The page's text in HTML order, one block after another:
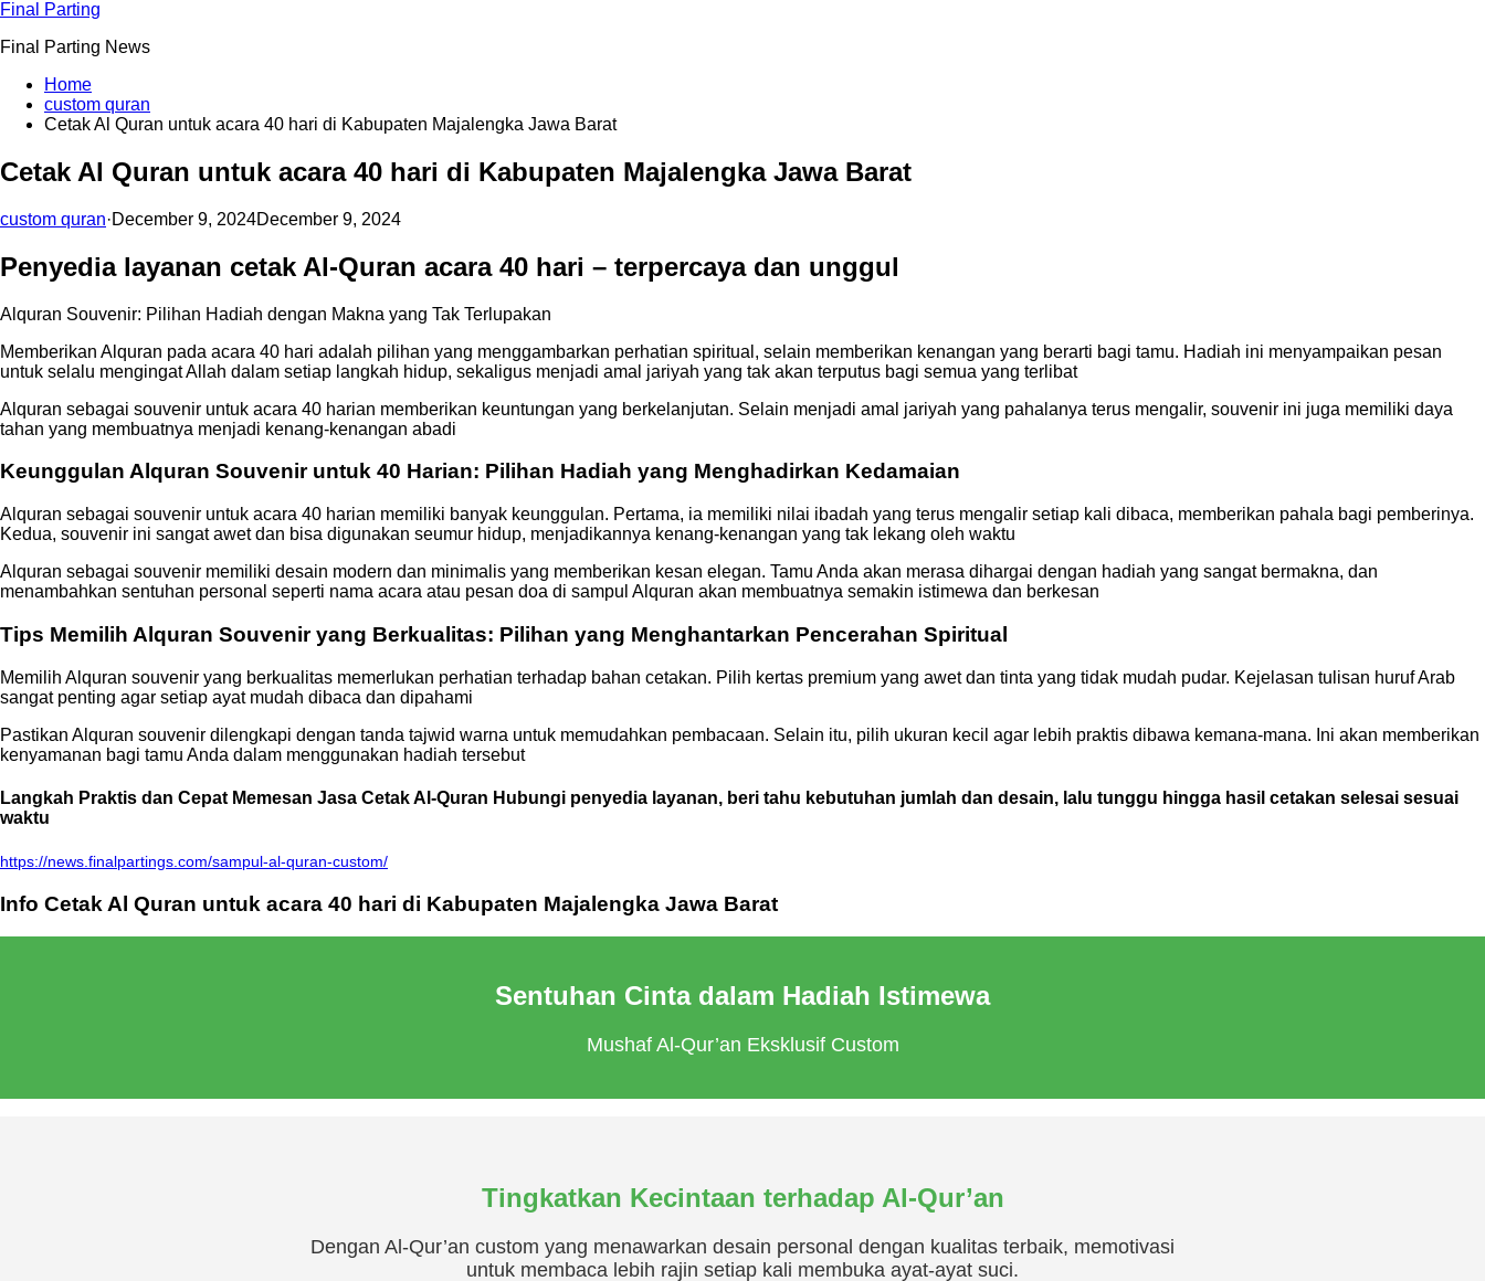
Skip
content
Final Parting
Final Parting News
Home
custom quran
Cetak Al Quran untuk acara 40 hari di Kabupaten Majalengka Jawa Barat
Cetak Al Quran untuk acara 40 hari di Kabupaten Majalengka Jawa Barat
custom quran·December 9, 2024December 9, 2024
Penyedia layanan cetak Al-Quran acara 40 hari – terpercaya dan unggul
Alquran Souvenir: Pilihan Hadiah dengan Makna yang Tak Terlupakan
Memberikan Alquran pada acara 40 hari adalah pilihan yang menggambarkan perhatian spiritual, selain memberikan kenangan yang berarti bagi tamu. Hadiah ini menyampaikan pesan
untuk selalu mengingat Allah dalam setiap langkah hidup, sekaligus menjadi amal jariyah yang tak akan terputus bagi semua yang terlibat
Alquran sebagai souvenir untuk acara 40 harian memberikan keuntungan yang berkelanjutan. Selain menjadi amal jariyah yang pahalanya terus mengalir, souvenir ini juga memiliki daya
tahan yang membuatnya menjadi kenang-kenangan abadi
Keunggulan Alquran Souvenir untuk 40 Harian: Pilihan Hadiah yang Menghadirkan Kedamaian
Alquran sebagai souvenir untuk acara 40 harian memiliki banyak keunggulan. Pertama, ia memiliki nilai ibadah yang terus mengalir setiap kali dibaca, memberikan pahala bagi pemberinya.
Kedua, souvenir ini sangat awet dan bisa digunakan seumur hidup, menjadikannya kenang-kenangan yang tak lekang oleh waktu
Alquran sebagai souvenir memiliki desain modern dan minimalis yang memberikan kesan elegan. Tamu Anda akan merasa dihargai dengan hadiah yang sangat bermakna, dan
menambahkan sentuhan personal seperti nama acara atau pesan doa di sampul Alquran akan membuatnya semakin istimewa dan berkesan
Tips Memilih Alquran Souvenir yang Berkualitas: Pilihan yang Menghantarkan Pencerahan Spiritual
Memilih Alquran souvenir yang berkualitas memerlukan perhatian terhadap bahan cetakan. Pilih kertas premium yang awet dan tinta yang tidak mudah pudar. Kejelasan tulisan huruf Arab
sangat penting agar setiap ayat mudah dibaca dan dipahami
Pastikan Alquran souvenir dilengkapi dengan tanda tajwid warna untuk memudahkan pembacaan. Selain itu, pilih ukuran kecil agar lebih praktis dibawa kemana-mana. Ini akan memberikan
kenyamanan bagi tamu Anda dalam menggunakan hadiah tersebut
Langkah Praktis dan Cepat Memesan Jasa Cetak Al-Quran Hubungi penyedia layanan, beri tahu kebutuhan jumlah dan desain, lalu tunggu hingga hasil cetakan selesai sesuai
waktu
https://news.finalpartings.com/sampul-al-quran-custom/
Info Cetak Al Quran untuk acara 40 hari di Kabupaten Majalengka Jawa Barat
Sentuhan Cinta dalam Hadiah Istimewa
Mushaf Al-Qur’an Eksklusif Custom
Tingkatkan Kecintaan terhadap Al-Qur’an
Dengan Al-Qur’an custom yang menawarkan desain personal dengan kualitas terbaik, memotivasi
untuk membaca lebih rajin setiap kali membuka ayat-ayat suci.